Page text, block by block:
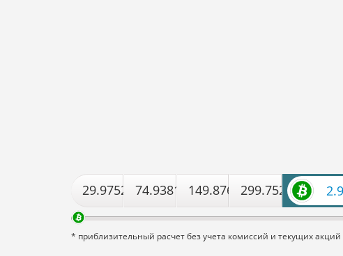
29.97526485490674.938162137265149.87632427453299.75264854906
* приблизительный расчет без учета комиссий и текущих акций